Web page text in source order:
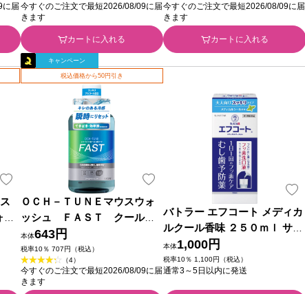
に届 今すぐのご注文で最短2026/08/09に届
きます
カートに入れる
今すぐのご注文で最短2026/08/09に届
きます
カートに入れる
キャンペーン
税込価格から50円引き
ＯＣＨ－ＴＵＮＥマウスウォ
ッシュ ＦＡＳＴ クールド
ライミント ６００ｍｌ ライオ
ン (医薬部外品)
本体643円
税率10％ 707円（税込）
（4）
今すぐのご注文で最短2026/08/09に届
きます
バトラー エフコート メディカ
ルクール香味 ２５０ｍｌ サン
スター 【第3類医薬品】
本体1,000円
税率10％ 1,100円（税込）
通常3～5日以内に発送